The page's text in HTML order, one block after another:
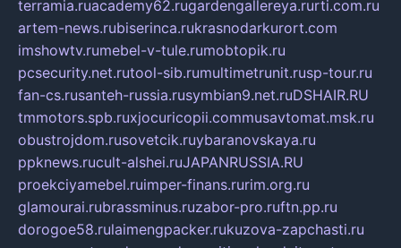
terramia.ruacademy62.rugardengallereya.rurti.com.ru
artem-news.rubiserinca.rukrasnodarkurort.com
imshowtv.rumebel-v-tule.rumobtopik.ru
pcsecurity.net.rutool-sib.rumultimetrunit.rusp-tour.ru
fan-cs.rusanteh-russia.rusymbian9.net.ruDSHAIR.RU
tmmotors.spb.ruxjocuricopii.commusavtomat.msk.ru
obustrojdom.rusovetcik.ruybaranovskaya.ru
ppknews.rucult-alshei.ruJAPANRUSSIA.RU
proekciyamebel.ruimper-finans.rurim.org.ru
glamourai.rubrassminus.ruzabor-pro.ruftn.pp.ru
dorogoe58.rulaimengpacker.rukuzova-zapchasti.ru